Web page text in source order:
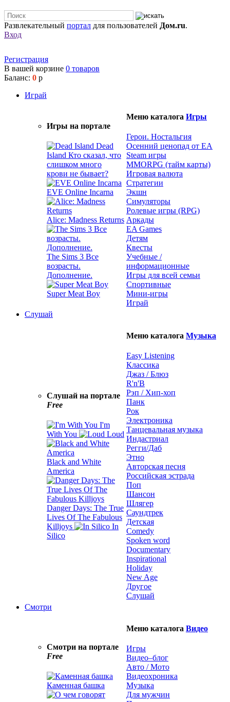
Развлекательный портал для пользователей Дом.ru.
Вход
Регистрация
В вашей корзине 0 товаров
Баланс: 0 р
Играй
Игры на портале
Dead
Island Кто сказал, что
слишком много
крови не бывает?
EVE Online Incarna
Alice: Madness Returns
The Sims 3 Все
возрасты.
Дополнение.
Super Meat Boy
Меню каталога Игры
Герои. Ностальгия
Осенний ценопад от EA
Steam игры
MMORPG (тайм карты)
Игровая валюта
Стратегии
Экшн
Симуляторы
Ролевые игры (RPG)
Аркады
EA Games
Детям
Квесты
Учебные /
информационные
Игры для всей семьи
Спортивные
Мини-игры
Играй
Слушай
Слушай на портале
Free
I'm
With You
Loud
Black and White
America
Danger Days: The True
Lives Of The Fabulous
Killjoys
In
Silico
Меню каталога Музыка
Easy Listening
Классика
Джаз / Блюз
R'n'B
Рэп / Хип-хоп
Панк
Рок
Электроника
Танцевальная музыка
Индастриал
Регги/Даб
Этно
Авторская песня
Российская эстрада
Поп
Шансон
Шлягер
Саундтрек
Детская
Comedy
Spoken word
Documentary
Inspirational
Holiday
New Age
Другое
Слушай
Смотри
Смотри на портале
Free
Каменная башка
Меню каталога Видео
Игры
Видео–блог
Авто / Мото
Видеохроника
Музыка
Для мужчин